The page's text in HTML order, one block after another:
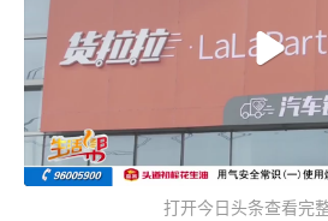
打开今日头条查看完